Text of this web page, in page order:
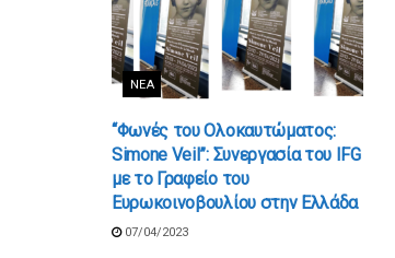
ΝΈΑ
“Φωνές του Ολοκαυτώματος:
Simone Veil”: Συνεργασία του IFG
με το Γραφείο του
Ευρωκοινοβουλίου στην Ελλάδα
07/04/2023